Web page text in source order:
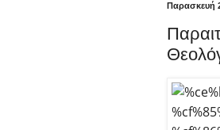
Παρασκευή